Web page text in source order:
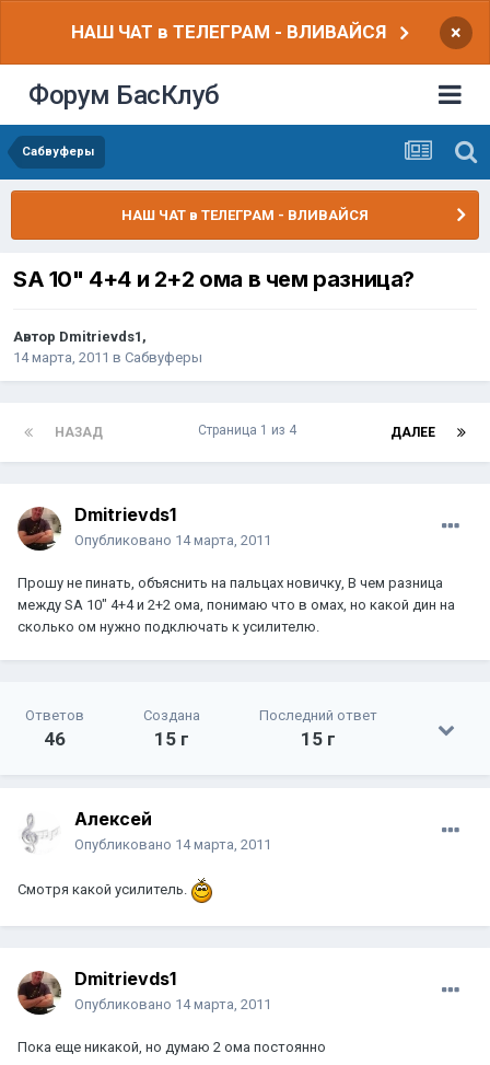
НАШ ЧАТ в ТЕЛЕГРАМ - ВЛИВАЙСЯ ×
Форум БасКлуб
Сабвуферы
НАШ ЧАТ в ТЕЛЕГРАМ - ВЛИВАЙСЯ
SA 10" 4+4 и 2+2 ома в чем разница?
Автор Dmitrievds1 ,
14 марта, 2011 в Сабвуферы
НАЗАД ДАЛЕЕ
Страница 1 из 4
Dmitrievds1
Опубликовано 14 марта, 2011
Прошу не пинать, объяснить на пальцах новичку, В чем разница
между SA 10" 4+4 и 2+2 ома, понимаю что в омах, но какой дин на
сколько ом нужно подключать к усилителю.
Ответов
46
Создана
15 г
Последний ответ
15 г
Aлексей
Опубликовано 14 марта, 2011
Смотря какой усилитель.
Dmitrievds1
Опубликовано 14 марта, 2011
Пока еще никакой, но думаю 2 ома постоянно